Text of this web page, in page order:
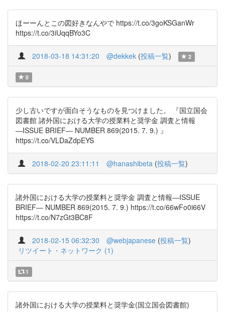
ほーーんとこの図好きなんやで https://t.co/3goKSGanWr
https://t.co/3iUqqBYo3C
2018-03-18 14:31:20 @dekkek (投稿一覧) 2
0
少し古いですが面白そうなものを見つけました。 『国立国会
図書館 諸外国における大学の授業料と奨学金 調査と情報
―ISSUE BRIEF― NUMBER 869(2015. 7. 9.) 』
https://t.co/VLDaZdpEYS
2018-02-20 23:11:11 @hanashibeta (投稿一覧)
諸外国における大学の授業料と奨学金 調査と情報―ISSUE
BRIEF― NUMBER 869(2015. 7. 9.) https://t.co/66wFo0i66V
https://t.co/N7zGt3BC8F
2018-02-15 06:32:30 @webjapanese (投稿一覧)
リツイート・ネットワーク (1)
1
諸外国における大学の授業料と奨学金(国立国会図書館)